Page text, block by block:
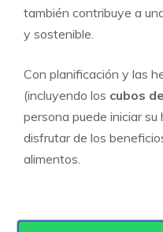
también contribuye a
y sostenible.
Con planificación y las
(incluyendo los cubos
persona puede iniciar
disfrutar de los
alimentos.